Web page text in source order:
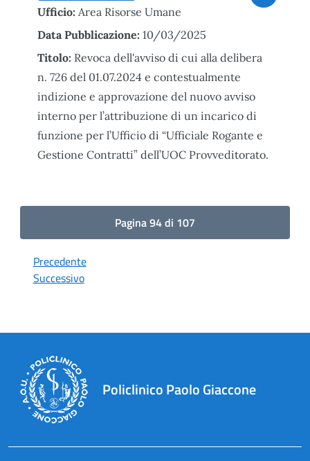
Ufficio: Area Risorse Umane
Data Pubblicazione: 10/03/2025
Titolo: Revoca dell'avviso di cui alla delibera
n. 726 del 01.07.2024 e contestualmente
indizione e approvazione del nuovo avviso
interno per l’attribuzione di un incarico di
funzione per l’Ufficio di “Ufficiale Rogante e
Gestione Contratti” dell’UOC Provveditorato.
Pagina 94 di 107
Precedente
Successivo
Policlinico Paolo Giaccone